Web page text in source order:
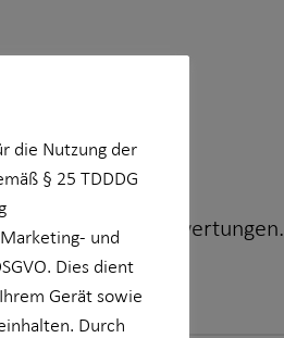
Bewertungen.
die Nutzung der
§ 25 TDDDG
und
Dies dient
Gerät sowie
Durch